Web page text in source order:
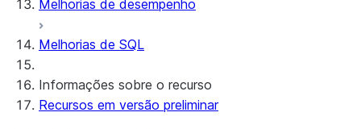
Melhorias de desempenho
Melhorias de SQL
Informações sobre o recurso
Recursos em versão preliminar